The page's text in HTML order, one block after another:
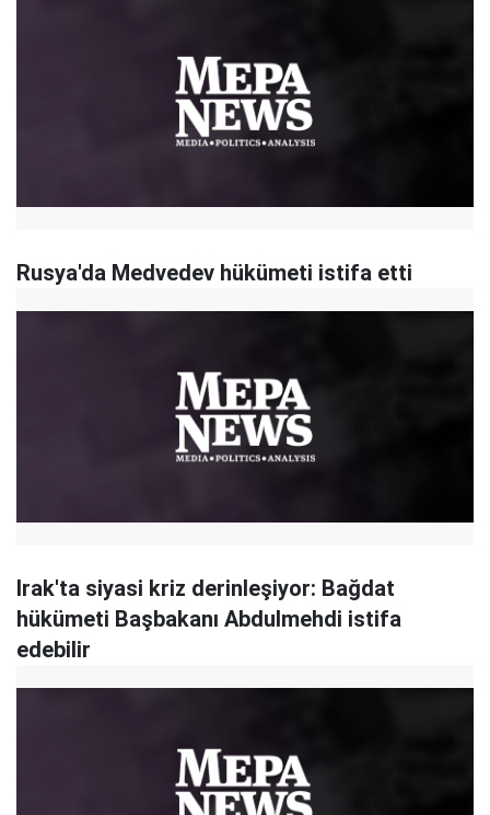
Rusya'da Medvedev hükümeti istifa etti
Irak'ta siyasi kriz derinleşiyor: Bağdat
hükümeti Başbakanı Abdulmehdi istifa
edebilir